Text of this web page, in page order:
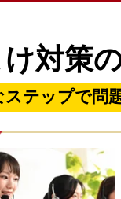
対策
ステップで問